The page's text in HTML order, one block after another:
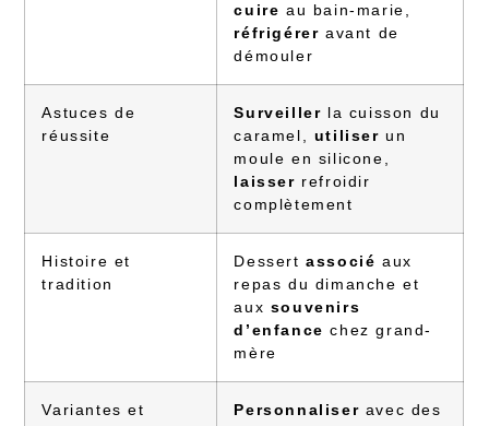
cuire au bain-marie,
réfrigérer avant de
démouler
Astuces de
réussite
Surveiller la cuisson du
caramel, utiliser un
moule en silicone,
laisser refroidir
complètement
Histoire et
tradition
Dessertassocié aux
repas du dimanche et
aux souvenirs
d’enfance chez grand-
mère
Variantes et
Personnaliser avec des